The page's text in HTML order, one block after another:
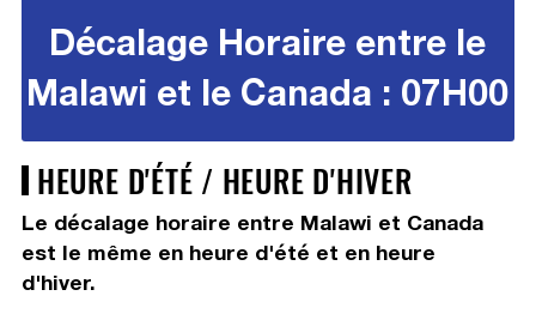
Décalage Horaire entre le
Malawi et le Canada : 07H00
HEURE D'ÉTÉ / HEURE D'HIVER
Le décalage horaire entre Malawi et Canada
est le même en heure d'été et en heure
d'hiver.